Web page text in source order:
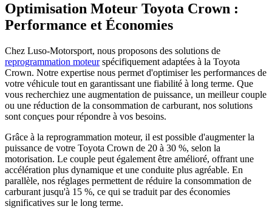
Optimisation Moteur Toyota Crown :
Performance et Économies
Chez Luso-Motorsport, nous proposons des solutions de
reprogrammation moteurspécifiquement adaptées à la Toyota
Crown. Notre expertise nous permet d'optimiser les performances de
votre véhicule tout en garantissant une fiabilité à long terme. Que
vous recherchiez une augmentation de puissance, un meilleur couple
ou une réduction de la consommation de carburant, nos solutions
sont conçues pour répondre à vos besoins.
Grâce à la reprogrammation moteur, il est possible d'augmenter la
puissance de votre Toyota Crown de 20 à 30 %, selon la
motorisation. Le couple peut également être amélioré, offrant une
accélération plus dynamique et une conduite plus agréable. En
parallèle, nos réglages permettent de réduire la consommation de
carburant jusqu'à 15 %, ce qui se traduit par des économies
significatives sur le long terme.